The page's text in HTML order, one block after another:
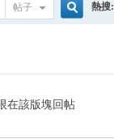
帖子
索
熱搜:
在該版塊回帖